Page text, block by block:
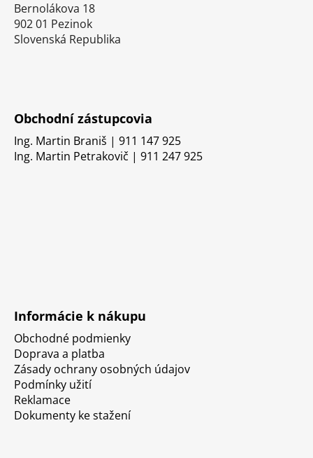
Bernolákova 18
902 01 Pezinok
Slovenská Republika
Obchodní zástupcovia
Ing. Martin Braniš | 911 147 925
Ing. Martin Petrakovič | 911 247 925
Informácie k nákupu
Obchodné podmienky
Doprava a platba
Zásady ochrany osobných údajov
Podmínky užití
Reklamace
Dokumenty ke stažení